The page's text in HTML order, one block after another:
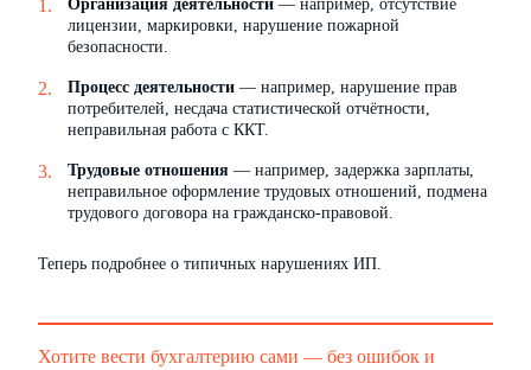
Организация деятельности — например, отсутствие
лицензии, маркировки, нарушение пожарной
безопасности.
Процесс деятельности — например, нарушение прав
потребителей, несдача статистической отчётности,
неправильная работа с ККТ.
Трудовые отношения — например, задержка зарплаты,
неправильное оформление трудовых отношений, подмена
трудового договора на гражданско-правовой.
Теперь подробнее о типичных нарушениях ИП.
Хотите вести бухгалтерию сами — без ошибок и